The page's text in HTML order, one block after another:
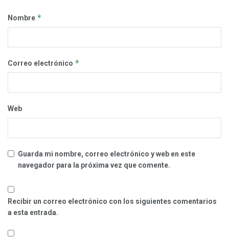
Nombre *
Correo electrónico *
Web
Guarda mi nombre, correo electrónico y web en este
navegador para la próxima vez que comente.
Recibir un correo electrónico con los siguientes comentarios
a esta entrada.